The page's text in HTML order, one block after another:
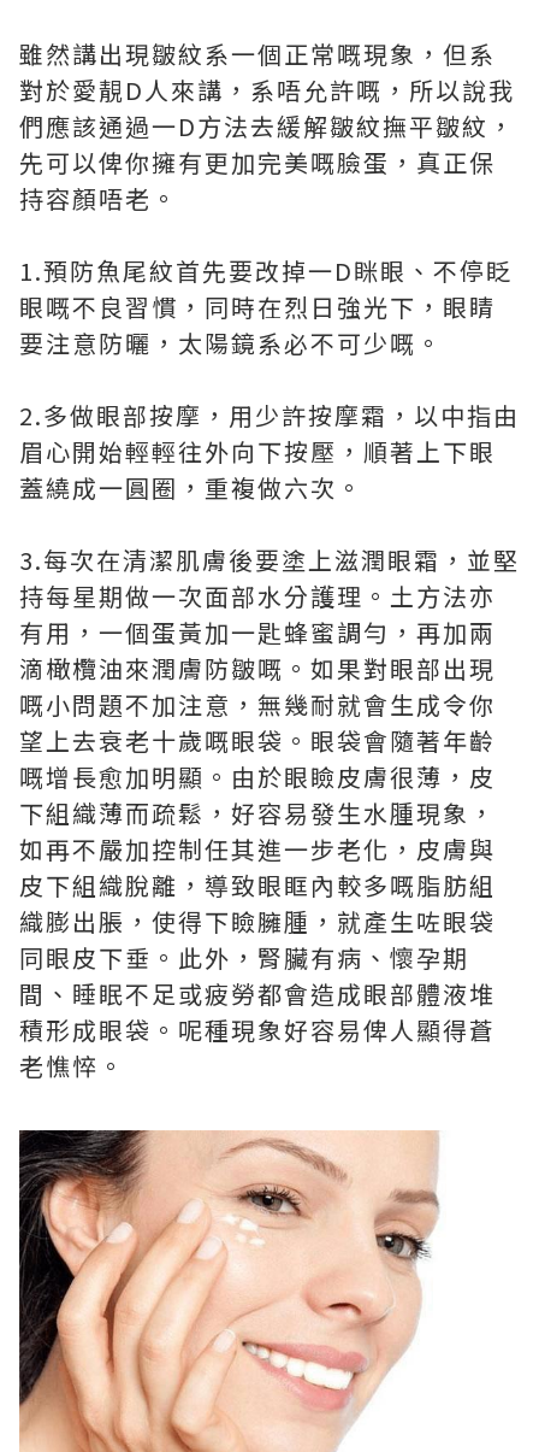
雖然講出現皺紋系一個正常嘅現象，但系
對於愛靚D人來講，系唔允許嘅，所以說我
們應該通過一D方法去緩解皺紋撫平皺紋，
先可以俾你擁有更加完美嘅臉蛋，真正保
持容顏唔老。
1.預防魚尾紋首先要改掉一D眯眼、不停眨
眼嘅不良習慣，同時在烈日強光下，眼睛
要注意防曬，太陽鏡系必不可少嘅。
2.多做眼部按摩，用少許按摩霜，以中指由
眉心開始輕輕往外向下按壓，順著上下眼
蓋繞成一圓圈，重複做六次。
3.每次在清潔肌膚後要塗上滋潤眼霜，並堅
持每星期做一次面部水分護理。土方法亦
有用，一個蛋黃加一匙蜂蜜調勻，再加兩
滴橄欖油來潤膚防皺嘅。如果對眼部出現
嘅小問題不加注意，無幾耐就會生成令你
望上去衰老十歲嘅眼袋。眼袋會隨著年齡
嘅增長愈加明顯。由於眼瞼皮膚很薄，皮
下組織薄而疏鬆，好容易發生水腫現象，
如再不嚴加控制任其進一步老化，皮膚與
皮下組織脫離，導致眼眶內較多嘅脂肪組
織膨出脹，使得下瞼臃腫，就產生咗眼袋
同眼皮下垂。此外，腎臟有病、懷孕期
間、睡眠不足或疲勞都會造成眼部體液堆
積形成眼袋。呢種現象好容易俾人顯得蒼
老憔悴。